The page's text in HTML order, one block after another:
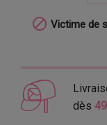
 Victime de
dès